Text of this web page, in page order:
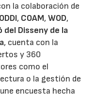
la colaboración de
, COAM,WOD,
del Disseny de la
, cuenta con la
y 360
como el
o la gestión de
encuesta hecha